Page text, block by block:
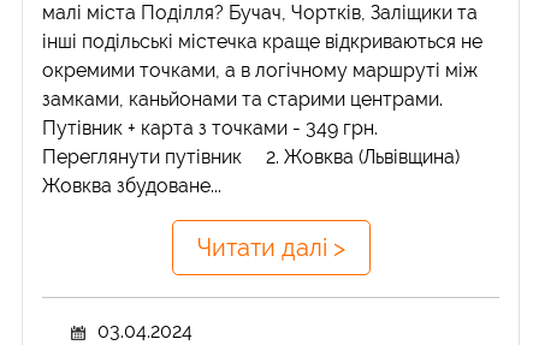
малі міста Поділля? Бучач, Чортків, Заліщики та
інші подільські містечка краще відкриваються не
окремими точками, а в логічному маршруті між
замками, каньйонами та старими центрами.
Путівник + карта з точками - 349 грн.
Переглянути путівник 2. Жовква (Львівщина)
Жовква збудоване...
Читати далі >
03.04.2024